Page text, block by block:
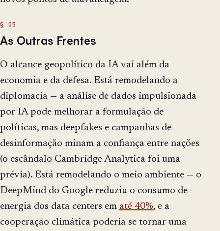
As Outras Frentes
O alcance geopolítico da IA vai além da
economia e da defesa. Está remodelando a
diplomacia — a análise de dados impulsionada
por IA pode melhorar a formulação de
políticas, mas deepfakes e campanhas de
desinformação minam a confiança entre nações
(o escândalo Cambridge Analytica foi uma
prévia). Está remodelando o meio ambiente — o
DeepMind do Google reduziu o consumo de
energia dos data centers em até 40%, e a
cooperação climática poderia se tornar uma